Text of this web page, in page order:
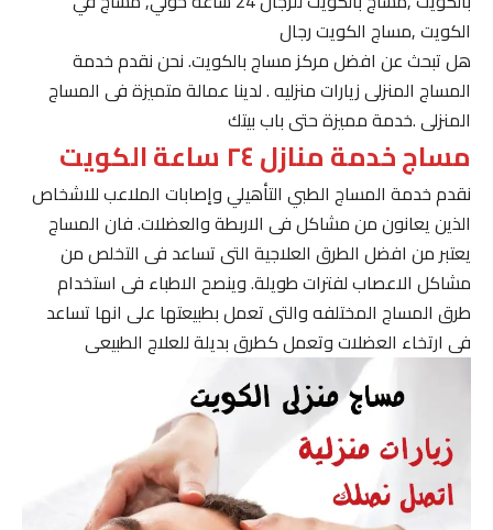
الكويت ,مساج الكويت رجال
هل تبحث عن افضل مركز مساج بالكويت. نحن نقدم خدمة
المساج المنزلى زيارات منزليه . لدينا عمالة متميزة فى المساج
المنزلى .خدمة مميزة حتى باب بيتك
مساج خدمة منازل ٢٤ ساعة الكويت
نقدم خدمة المساج الطبي التأهيلي وإصابات الملاعب للاشخاص
الذين يعانون من مشاكل فى الاربطة والعضلات. فان المساج
يعتبر من افضل الطرق العلاجية التى تساعد فى التخلص من
مشاكل الاعصاب لفترات طويلة. وينصح الاطباء فى استخدام
طرق المساج المختلفه والتى تعمل بطبيعتها على انها تساعد
فى ارتخاء العضلات وتعمل كطرق بديلة للعلاج الطبيعى